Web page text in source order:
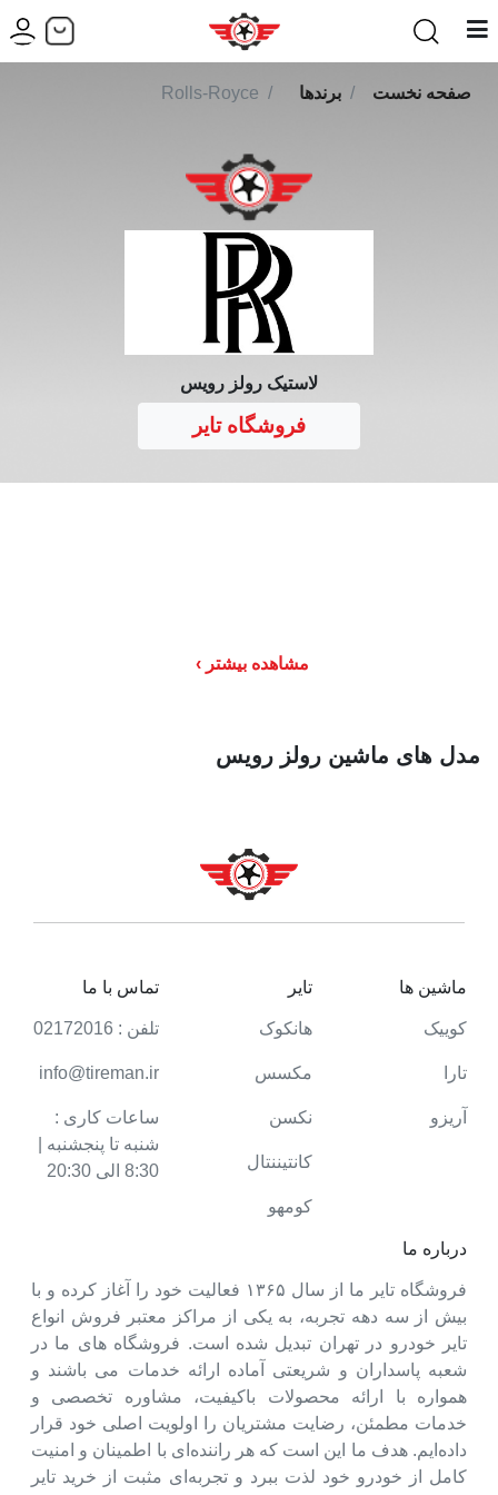
صفحه نخست برندها Rolls-Royce
لاستیک رولز رویس
فروشگاه تایر
مشاهده بیشتر
مدل های ماشین رولز رویس
درباره ما
فروشگاه تایر ما از سال ۱۳۶۵ فعالیت خود را آغاز کرده و با
بیش از سه دهه تجربه، به یکی از مراکز معتبر فروش انواع
تایر خودرو در تهران تبدیل شده است. فروشگاه های ما در
شعبه پاسداران و شریعتی آماده ارائه خدمات می باشند و
همواره با ارائه محصولات باکیفیت، مشاوره تخصصی و
خدمات مطمئن، رضایت مشتریان را اولویت اصلی خود قرار
داده‌ایم. هدف ما این است که هر راننده‌ای با اطمینان و امنیت
کامل از خودرو خود لذت ببرد و تجربه‌ای مثبت از خرید تایر
ماشین ها
کوییک
تارا
آریزو
تایر
هانکوک
مکسس
نکسن
کانتیننتال
کومهو
تماس با ما
تلفن : 02172016
info@tireman.ir
ساعات کاری :
شنبه تا پنجشنبه |
8:30 الی 20:30